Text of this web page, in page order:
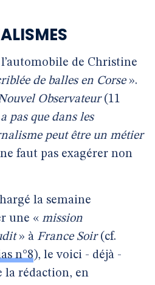
de Christine
de balles en Corse».
Observateur(11
pas que dans les
peut être un métier
faut pas exagérer non
la semaine
une « mission
» à France Soir(cf.
n°8), le voici - déjà -
la rédaction, en